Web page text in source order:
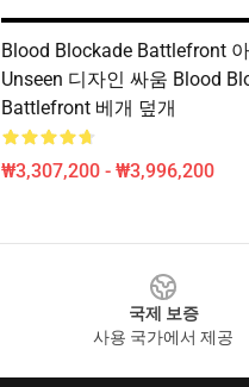
Blood Blockade Battlefront
Unseen 디자인 싸움 Blood
Battlefront 베개 덮개
₩3,307,200 - ₩3,996,200
국제 보증
사용 국가에서 제공